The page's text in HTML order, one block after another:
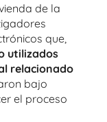
de la
que,
utilizados
relacionado
bajo
el proceso